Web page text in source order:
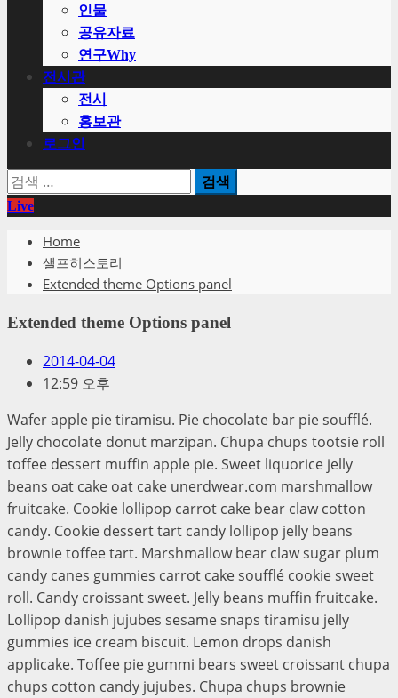
인물
공유자료
연구Why
전시관
전시
홍보관
로그인
검
색:
Live
Home
샐프히스토리
Extended theme Options panel
Extended theme Options panel
2014-04-04
12:59 오후
Wafer apple pie tiramisu. Pie chocolate bar pie soufflé.
Jelly chocolate donut marzipan. Chupa chups tootsie roll
toffee dessert muffin apple pie. Sweet liquorice jelly
beans oat cake oat cake unerdwear.com marshmallow
fruitcake. Cookie lollipop carrot cake bear claw cotton
candy. Cookie dessert tart candy lollipop jelly beans
brownie toffee tart. Marshmallow bear claw sugar plum
candy canes gummies carrot cake soufflé cookie sweet
roll. Candy croissant sweet. Jelly beans muffin fruitcake.
Lollipop danish jujubes sesame snaps tiramisu jelly
gummies ice cream biscuit. Lemon drops danish
applicake. Toffee pie gummi bears sweet croissant chupa
chups cotton candy jujubes. Chupa chups brownie